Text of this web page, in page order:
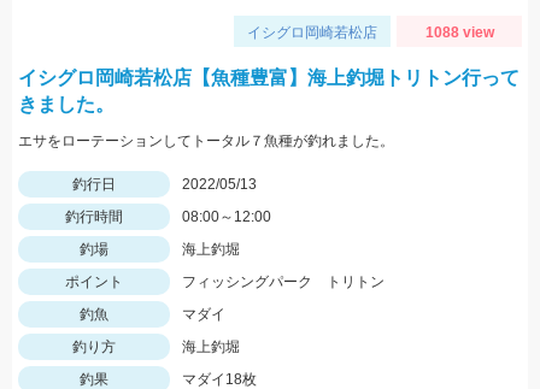
イシグロ岡崎若松店 1088 view
イシグロ岡崎若松店【魚種豊富】海上釣堀トリトン行って
きました。
エサをローテーションしてトータル７魚種が釣れました。
釣行日
2022/05/13
釣行時間
08:00～12:00
釣場
海上釣堀
ポイント
フィッシングパーク トリトン
釣魚
マダイ
釣り方
海上釣堀
釣果
マダイ18枚